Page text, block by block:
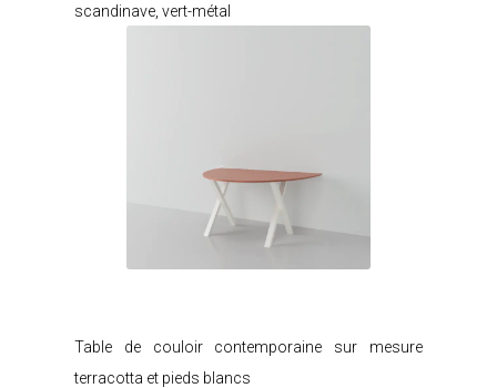
scandinave, vert-métal
Table de couloir contemporaine sur mesure
terracotta et pieds blancs